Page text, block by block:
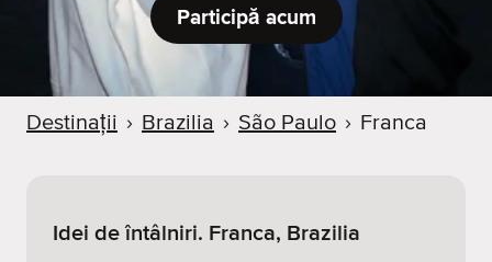
Participă acum
Destinații › Brazilia › São Paulo › Franca
Idei de întâlniri. Franca, Brazilia